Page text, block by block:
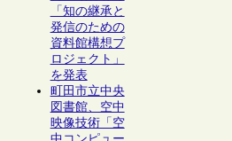
「知の継承と
発信のための
資料館構想プ
ロジェクト」
を発表
町田市立中央
図書館、空中
映像技術「空